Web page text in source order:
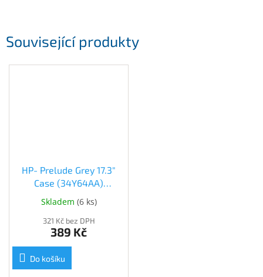
Související produkty
HP- Prelude Grey 17.3"
Case (34Y64AA)
(34Y64AA)
Skladem (6 ks)
321 Kč bez DPH
389 Kč
Do košíku